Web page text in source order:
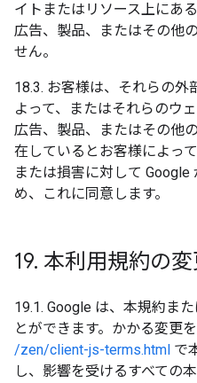
イトまたはリソース上にあ
広告、製品、またはその他
せん。
18.3. お客様は、それらの外
よって、またはそれらのウ
広告、製品、またはその他
在しているとお客様によっ
または損害に対して
め、これに同意します。
19. 本利用規約の変
19.1. Google は、本規約ま
とができます。かかる変更
/zen/client-js-terms.html で
し、影響を受けるすべての